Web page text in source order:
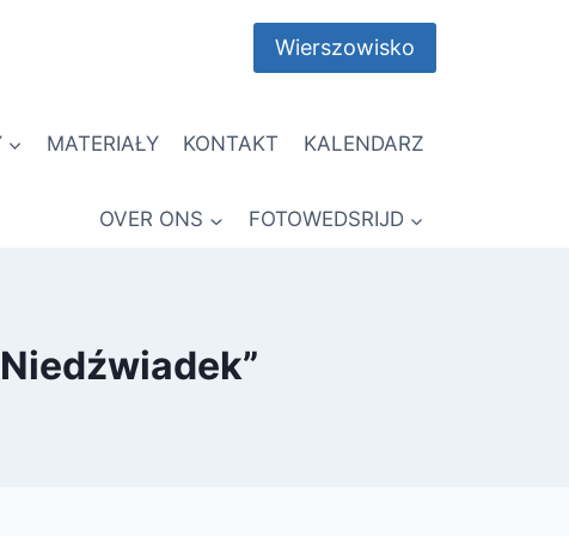
Wierszowisko
MATERIAŁY KONTAKT KALENDARZ
OVER ONS FOTOWEDSRIJD